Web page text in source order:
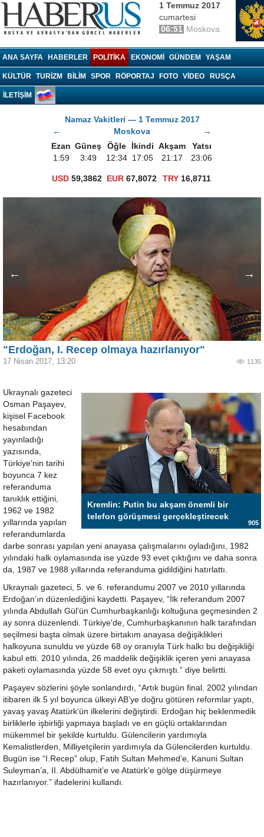
1 Temmuz 2017
cumartesi
06:51 Moskova
ANA SAYFA HABERLER POLITIKA EKONOMI GÜNDEM YAŞAM
KÜLTÜR TURIZM BILIM SPOR RÖPORTAJ FOTO VIDEO RUSÇA
İLETİŞİM
Namaz Vakitleri — 1 Temmuz 2017
←
Moskova
→
Ezan Güneş Öğle İkindi Akşam
Yatsı
1:59
3:49 12:34 17:05 21:17 23:06
USD 59,3862 EUR 67,8072 TRY 16,8711
← →
"Erdoğan, I. Recep olmaya hazırlanıyor"
17 Nisan 2017, 13:20 1135
Kremlin: Putin bu akşam önemli bir
telefon görüşmesi gerçekleştirecek
905
Ukraynalı gazeteci
Osman Paşayev,
kişisel Facebook
hesabından
yayınladığı
yazısında,
Türkiye'nin tarihi
boyunca 7 kez
referanduma
tanıklık ettiğini,
1962 ve 1982
yıllarında yapılan
referandumlarda
darbe sonrası yapılan yeni anayasa çalışmalarını oyladığını, 1982
yılındaki halk oylamasında ise yüzde 93 evet çıktığını ve daha sonra
da, 1987 ve 1988 yıllarında referanduma gidildiğini hatırlattı.
Ukraynalı gazeteci, 5. ve 6. referandumu 2007 ve 2010 yıllarında
Erdoğan’ın düzenlediğini kaydetti. Paşayev, “İlk referandum 2007
yılında Abdullah Gül’ün Cumhurbaşkanlığı koltuğuna geçmesinden 2
ay sonra düzenlendi. Türkiye'de, Cumhurbaşkanının halk tarafından
seçilmesi başta olmak üzere birtakım anayasa değişiklikleri
halkoyuna sunuldu ve yüzde 68 oy oranıyla Türk halkı bu değişikliği
kabul etti. 2010 yılında, 26 maddelik değişiklik içeren yeni anayasa
paketi oylamasında yüzde 58 evet oyu çıkmıştı.” diye belirtti.
Paşayev sözlerini şöyle sonlandırdı, “Artık bugün final. 2002 yılından
itibaren ilk 5 yıl boyunca ülkeyi AB’ye doğru götüren reformlar yaptı,
yavaş yavaş Atatürk’ün ilkelerini değiştirdi. Erdoğan hiç beklenmedik
birliklerle işbirliği yapmaya başladı ve en güçlü ortaklarından
mükemmel bir şekilde kurtuldu. Gülencilerin yardımıyla
Kemalistlerden, Milliyetçilerin yardımıyla da Gülencilerden kurtuldu.
Bugün ise “I.Recep” olup, Fatih Sultan Mehmed’e, Kanuni Sultan
Suleyman’a, II. Abdülhamit’e ve Atatürk’e gölge düşürmeye
hazırlanıyor.” ifadelerini kullandı.